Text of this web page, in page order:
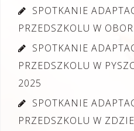
SPOTKANIE
PRZEDSZKOLU W
SPOTKANIE
PRZEDSZKOLU W
2025
SPOTKANIE
PRZEDSZKOLU W